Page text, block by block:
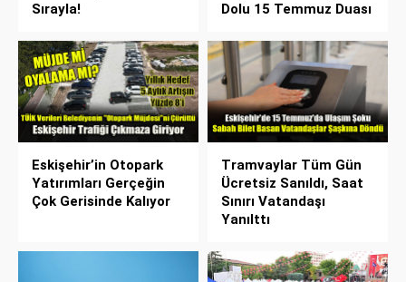
Sırayla!
Dolu 15 Temmuz Duası
Eskişehir’in Otopark
Yatırımları Gerçeğin
Çok Gerisinde Kalıyor
Tramvaylar Tüm Gün
Ücretsiz Sanıldı, Saat
Sınırı Vatandaşı
Yanılttı